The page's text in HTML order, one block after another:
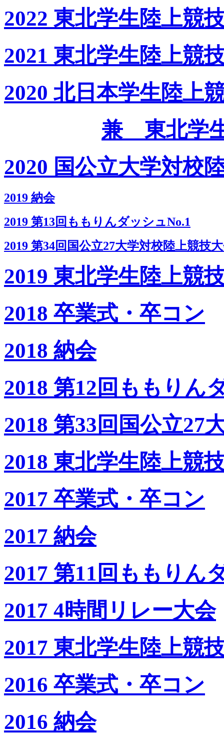
2022 東北学生陸上競
2021 東北学生陸上競
2020 北日本学生陸
兼 東北学
2020 国公立大学対校
2019 納会
2019 第13回ももりんダッシュNo.1
2019 第34回国公立27大学対校陸上競技
2019 東北学生陸上競
2018 卒業式・卒コン
2018 納会
2018 第12回ももりん
2018 第33回国公立27
2018 東北学生陸上競
2017 卒業式・卒コン
2017 納会
2017 第11回ももりん
2017 4時間リレー大会
2017 東北学生陸上競
2016 卒業式・卒コン
2016 納会